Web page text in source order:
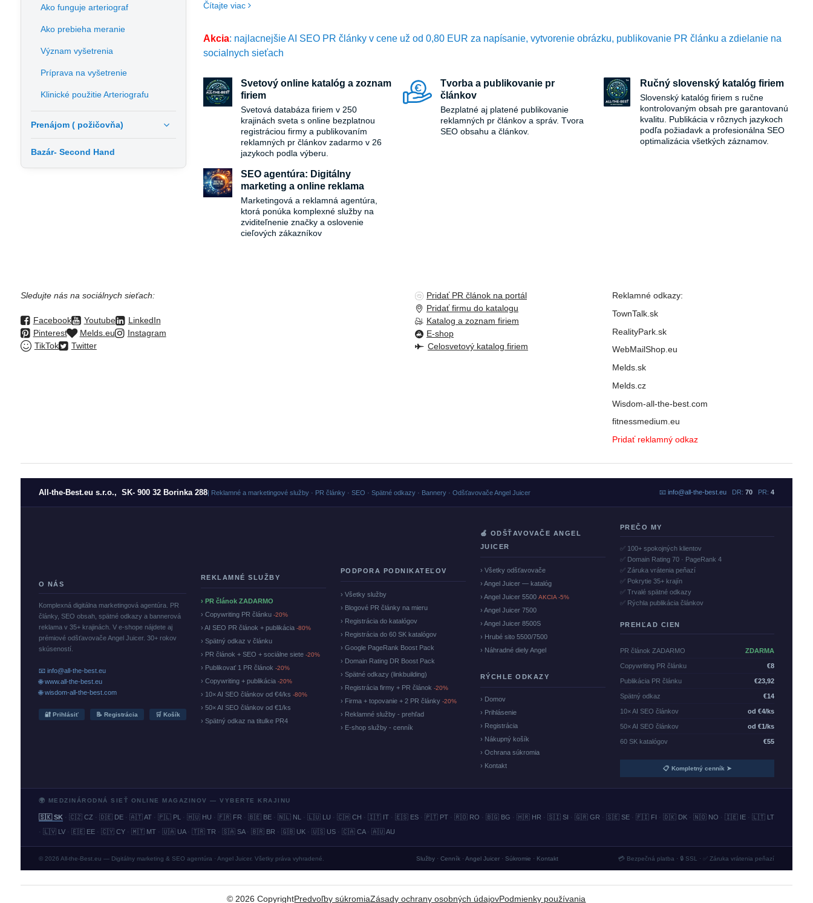
Arteriografu je významné nielen pre
pre pacientov, ktorí hľadajú presné, spoľahlivé a
komplexné merania svojho zdravia.
Čítajte viac
Akcia: najlacnejšie AI SEO PR články v cene už od 0,80 EUR za napísanie, vytvorenie obrázku, publikovanie PR článku a zdielanie na
socialnych sieťach
Svetový online katalóg a zoznam
firiem
Svetová databáza firiem v 250
krajinách sveta s online bezplatnou
registráciou firmy a publikovaním
reklamných pr článkov zadarmo v 26
jazykoch podla výberu.
Tvorba a publikovanie pr
článkov
Bezplatné aj platené publikovanie
reklamných pr článkov a správ. Tvora
SEO obsahu a článkov.
Ručný slovenský katalóg firiem
Slovenský katalóg firiem s ručne
kontrolovaným obsah pre garantovanú
kvalitu. Publikácia v rôznych jazykoch
podľa požiadavk a profesionálna SEO
optimalizácia všetkých záznamov.
SEO agentúra: Digitálny
marketing a online reklama
Marketingová a reklamná agentúra,
ktorá ponúka komplexné služby na
zviditeľnenie značky a oslovenie
cieľových zákazníkov
Ako funguje arteriograf
Ako prebieha meranie
Význam vyšetrenia
Príprava na vyšetrenie
Klinické použitie Arteriografu
Prenájom ( požičovňa)
Bazár- Second Hand
Sledujte nás na sociálnych sieťach:
Facebook Youtube
LinkedIn
Pinterest
Melds.eu
Instagram
TikTok
Twitter
Pridať PR článok na portál
Pridať firmu do katalogu
Katalog a zoznam firiem
E-shop
Celosvetový katalog firiem
Reklamné odkazy:
TownTalk.sk
RealityPark.sk
WebMailShop.eu
Melds.sk
Melds.cz
Wisdom-all-the-best.com
fitnessmedium.eu
Pridať reklamný odkaz
All-the-Best.eu s.r.o., SK- 900 32 Borinka 288| Reklamné a marketingové služby · PR články · SEO · Spätné odkazy · Bannery · Odšťavovače Angel Juicer 📧 info@all-the-best.euDR: 70PR: 4
O NÁS
Komplexná digitálna marketingová agentúra. PR
články, SEO obsah, spätné odkazy a bannerová
reklama v 35+ krajinách. V e-shope nájdete aj
prémiové odšťavovače Angel Juicer. 30+ rokov
skúseností.
📧 info@all-the-best.eu
🌐 www.all-the-best.eu
🌐 wisdom-all-the-best.com
🔐 Prihlásiť 📝 Registrácia 🛒 Košík
REKLAMNÉ SLUŽBY
› PR článok ZADARMO
› Copywriting PR článku -20%
› AI SEO PR článok + publikácia -80%
› Spätný odkaz v článku
› PR článok + SEO + sociálne siete -20%
› Publikovať 1 PR článok -20%
› Copywriting + publikácia -20%
› 10× AI SEO článkov od €4/ks -80%
› 50× AI SEO článkov od €1/ks
› Spätný odkaz na titulke PR4
PODPORA PODNIKATEĽOV
› Všetky služby
› Blogové PR články na mieru
› Registrácia do katalógov
› Registrácia do 60 SK katalógov
› Google PageRank Boost Pack
› Domain Rating DR Boost Pack
› Spätné odkazy (linkbuilding)
› Registrácia firmy + PR článok -20%
› Firma + topovanie + 2 PR články -20%
› Reklamné služby - prehľad
› E-shop služby - cenník
🍏 ODŠŤAVOVAČE ANGEL
JUICER
› Všetky odšťavovače
› Angel Juicer — katalóg
› Angel Juicer 5500 AKCIA -5%
› Angel Juicer 7500
› Angel Juicer 8500S
› Hrubé sito 5500/7500
› Náhradné diely Angel
RÝCHLE ODKAZY
› Domov
› Prihlásenie
› Registrácia
› Nákupný košík
› Ochrana súkromia
› Kontakt
PREČO MY
✅ 100+ spokojných klientov
✅ Domain Rating 70 · PageRank 4
✅ Záruka vrátenia peňazí
✅ Pokrytie 35+ krajín
✅ Trvalé spätné odkazy
✅ Rýchla publikácia článkov
PREHĽAD CIEN
PR článok ZADARMO ZDARMA
Copywriting PR článku €8
Publikácia PR článku €23,92
Spätný odkaz €14
10× AI SEO článkov od €4/ks
50× AI SEO článkov od €1/ks
60 SK katalógov €55
📋 Kompletný cenník ➤
🌍 MEDZINÁRODNÁ SIEŤ ONLINE MAGAZINOV — VYBERTE KRAJINU
🇸🇰 SK · 🇨🇿 CZ · 🇩🇪 DE · 🇦🇹 AT · 🇵🇱 PL · 🇭🇺 HU · 🇫🇷 FR · 🇧🇪 BE · 🇳🇱 NL · 🇱🇺 LU · 🇨🇭 CH · 🇮🇹 IT · 🇪🇸 ES · 🇵🇹 PT · 🇷🇴 RO · 🇧🇬 BG · 🇭🇷 HR · 🇸🇮 SI · 🇬🇷 GR · 🇸🇪 SE · 🇫🇮 FI · 🇩🇰 DK · 🇳🇴 NO · 🇮🇪 IE · 🇱🇹 LT
· 🇱🇻 LV · 🇪🇪 EE · 🇨🇾 CY · 🇲🇹 MT · 🇺🇦 UA · 🇹🇷 TR · 🇸🇦 SA · 🇧🇷 BR · 🇬🇧 UK · 🇺🇸 US · 🇨🇦 CA · 🇦🇺 AU
© 2026 All-the-Best.eu — Digitálny marketing & SEO agentúra · Angel Juicer. Všetky práva vyhradené. Služby ·Cenník ·Angel Juicer ·Súkromie · Kontakt 💳 Bezpečná platba · 🔒 SSL · ✅ Záruka vrátenia peňazí
© 2026 CopyrightPredvoľby súkromiaZásady ochrany osobných údajovPodmienky používania